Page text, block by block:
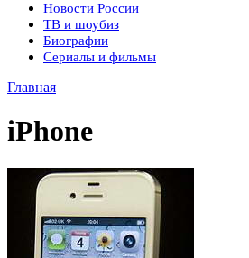
Новости России
ТВ и шоубиз
Биографии
Сериалы и фильмы
Главная
iPhone